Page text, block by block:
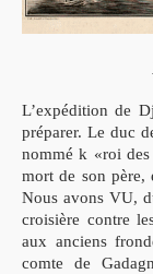
L’expédition de
préparer. Le duc
nommé k «roi
mort de son père,
Nous avons VU,
croisière contre
aux anciens
comte de